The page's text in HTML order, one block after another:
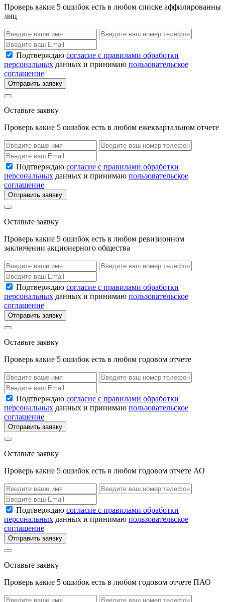
Проверь какие 5 ошибок есть в любом списке аффилированны
лиц
Подтверждаю согласие с правилами обработки
персональных данных и принимаю пользовательское
соглашение
Отправить заявку
Оставьте заявку
Проверь какие 5 ошибок есть в любом ежеквартальном отчете
Подтверждаю согласие с правилами обработки
персональных данных и принимаю пользовательское
соглашение
Отправить заявку
Оставьте заявку
Проверь какие 5 ошибок есть в любом ревизионном
заключении акционерного общества
Подтверждаю согласие с правилами обработки
персональных данных и принимаю пользовательское
соглашение
Отправить заявку
Оставьте заявку
Проверь какие 5 ошибок есть в любом годовом отчете
Подтверждаю согласие с правилами обработки
персональных данных и принимаю пользовательское
соглашение
Отправить заявку
Оставьте заявку
Проверь какие 5 ошибок есть в любом годовом отчете АО
Подтверждаю согласие с правилами обработки
персональных данных и принимаю пользовательское
соглашение
Отправить заявку
Оставьте заявку
Проверь какие 5 ошибок есть в любом годовом отчете ПАО